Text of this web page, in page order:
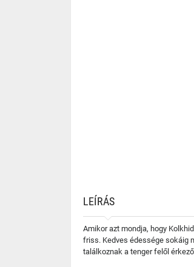
LEÍRÁS
Amikor azt mondja, hogy
friss. Kedves édessége sokáig
találkoznak a tenger felől